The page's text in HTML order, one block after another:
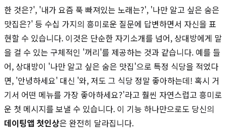
한 것은?', '내가 요즘 푹 빠져있는 노래는?', '나만 알고 싶은 숨은
맛집은?' 등 수십 가지의 흥미로운 질문에 답변하면서 자신을 표
현할 수 있습니다. 이것은 단순한 자기소개를 넘어, 상대방에게 말
을 걸 수 있는 구체적인 '꺼리'를 제공하는 것과 같습니다. 예를 들
어, 상대방이 '나만 알고 싶은 숨은 맛집'으로 특정 식당을 적었다
면, '안녕하세요' 대신 '와, 저도 그 식당 정말 좋아하는데! 혹시 거
기서 어떤 메뉴를 가장 좋아하세요?'라고 훨씬 자연스럽고 흥미로
운 첫 메시지를 보낼 수 있습니다. 이 기능 하나만으로도 당신의
데이팅앱 첫인상은 완전히 달라집니다.